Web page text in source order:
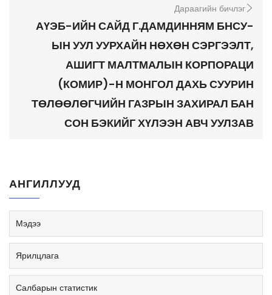
Дараагийн бичлэг
АҮЭБ-ИЙН САЙД Г.ДАМДИННЯМ БНСУ-
ЫН УУЛ УУРХАЙН НӨХӨН СЭРГЭЭЛТ,
АШИГТ МАЛТМАЛЫН КОРПОРАЦИ
(КОМИР)-Н МОНГОЛ ДАХЬ СУУРИН
ТӨЛӨӨЛӨГЧИЙН ГАЗРЫН ЗАХИРАЛ БАН
СОН БЭКИЙГ ХҮЛЭЭН АВЧ УУЛЗАВ
АНГИЛЛУУД
Мэдээ
Ярилцлага
Салбарын статистик